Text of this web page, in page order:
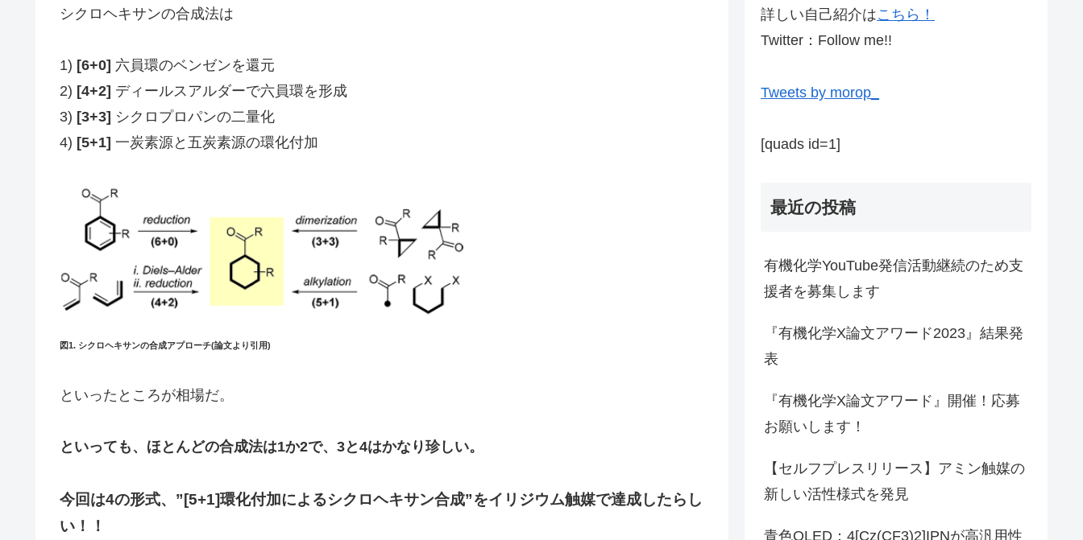
シクロヘキサンの合成法は
1) [6+0] 六員環のベンゼンを還元
2) [4+2] ディールスアルダーで六員環を形成
3) [3+3] シクロプロパンの二量化
4) [5+1] 一炭素源と五炭素源の環化付加
図1. シクロヘキサンの合成アプローチ(論文より引用)
といったところが相場だ。
といっても、ほとんどの合成法は1か2で、3と4はかなり珍しい。
今回は4の形式、”[5+1]環化付加によるシクロヘキサン合成”をイリジウム触媒で達成したらし
い！！
詳しい自己紹介はこちら！
Twitter：Follow me!!
Tweets by morop_
[quads id=1]
最近の投稿
有機化学YouTube発信活動継続のため支
援者を募集します
『有機化学X論文アワード2023』結果発
表
『有機化学X論文アワード』開催！応募
お願いします！
【セルフプレスリリース】アミン触媒の
新しい活性様式を発見
青色OLED：4[Cz(CF3)2]IPNが高汎用性